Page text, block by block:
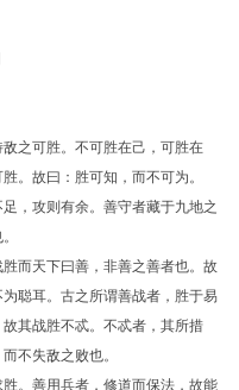
之可胜。不可胜在己，可胜在
。故曰：胜可知，而不可为。
，攻则有余。善守者藏于九地之
而天下曰善，非善之善者也。故
聪耳。古之所谓善战者，胜于易
其战胜不忒。不忒者，其所措
不失敌之败也。
。善用兵者，修道而保法，故能